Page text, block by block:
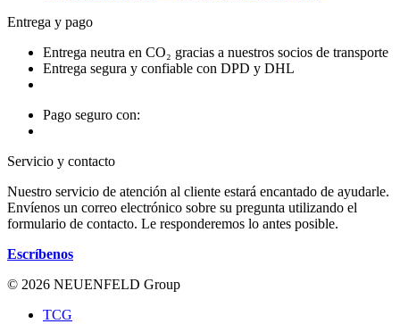
Entrega y pago
Entrega neutra en CO₂ gracias a nuestros socios de transporte
Entrega segura y confiable con DPD y DHL
Pago seguro con:
Servicio y contacto
Nuestro servicio de atención al cliente estará encantado de ayudarle.
Envíenos un correo electrónico sobre su pregunta utilizando el
formulario de contacto. Le responderemos lo antes posible.
Escríbenos
© 2026 NEUENFELD Group
TCG